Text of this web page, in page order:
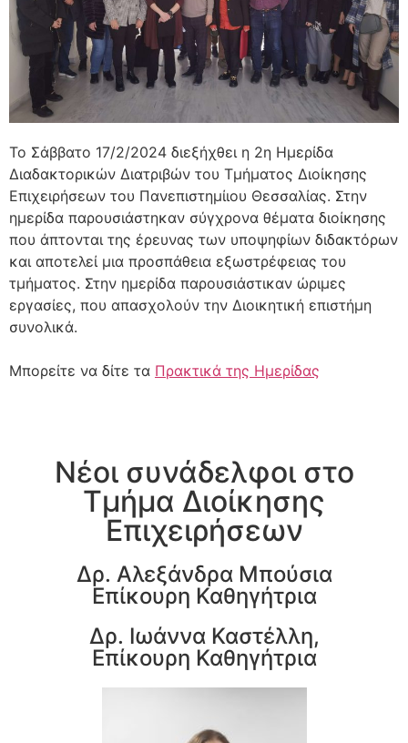
Το Σάββατο 17/2/2024 διεξήχθει η 2η Ημερίδα
Διαδακτορικών Διατριβών του Τμήματος Διοίκησης
Επιχειρήσεων του Πανεπιστημίιου Θεσσαλίας. Στην
ημερίδα παρουσιάστηκαν σύγχρονα θέματα διοίκησης
που άπτονται της έρευνας των υποψηφίων διδακτόρων
και αποτελεί μια προσπάθεια εξωστρέφειας του
τμήματος. Στην ημερίδα παρουσιάστικαν ώριμες
εργασίες, που απασχολούν την Διοικητική επιστήμη
συνολικά.
Μπορείτε να δίτε τα Πρακτικά της Ημερίδας
Νέοι συνάδελφοι στο
Τμήμα Διοίκησης
Επιχειρήσεων
Δρ. Αλεξάνδρα Μπούσια
Επίκουρη Καθηγήτρια
Δρ. Ιωάννα Καστέλλη,
Επίκουρη Καθηγήτρια